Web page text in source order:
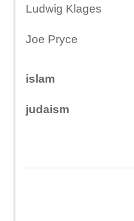
Ludwig Klages
Joe Pryce
islam
judaism